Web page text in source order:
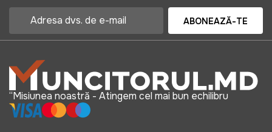
ABONEAZĂ-TE
“Misiunea noastră - Atingem cel mai bun echilibru